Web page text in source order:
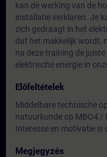
kan de werking van de
installatie verklaren. Je
zich gedraagt in het
dat het makkelijk wordt,
na deze training de
elektrische energie in
Előfeltételek
Middelbare technische
natuurkunde op MBO4 /
Interesse en motivatie is
Megjegyzés